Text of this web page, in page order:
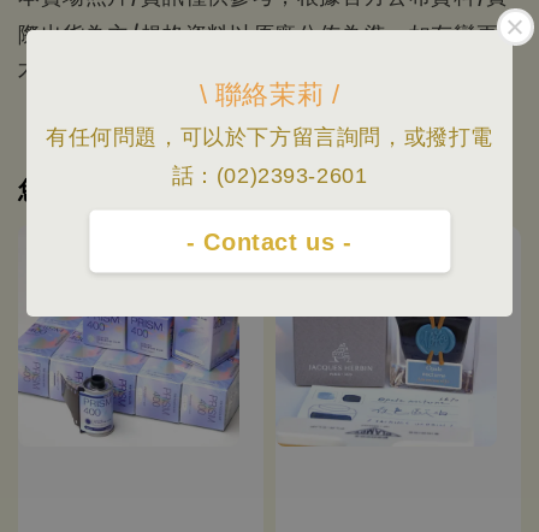
\ 聯絡茉莉 /
有任何問題，可以於下方留言詢問，或撥打電
話：(02)2393-2601
- Contact us -
際出貨為主/規格資料以原廠公佈為準，如有變更恕
不另行通知；
您可能也喜歡